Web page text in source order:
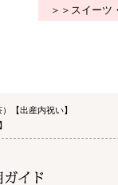
＞＞スイーツ
【出産内祝い】